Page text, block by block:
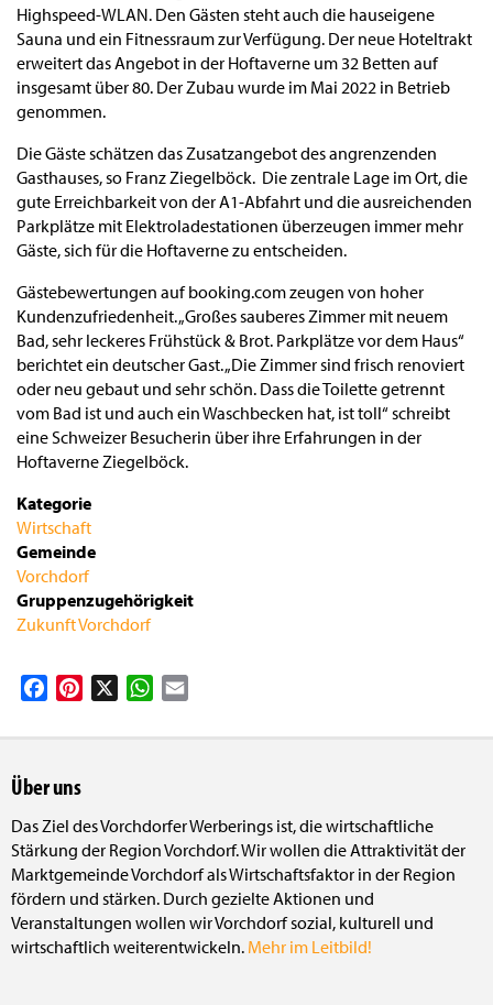
Highspeed-WLAN. Den Gästen steht auch die hauseigene
Sauna und ein Fitnessraum zur Verfügung. Der neue Hoteltrakt
erweitert das Angebot in der Hoftaverne um 32 Betten auf
insgesamt über 80. Der Zubau wurde im Mai 2022 in Betrieb
genommen.
Die Gäste schätzen das Zusatzangebot des angrenzenden
Gasthauses, so Franz Ziegelböck. Die zentrale Lage im Ort, die
gute Erreichbarkeit von der A1-Abfahrt und die ausreichenden
Parkplätze mit Elektroladestationen überzeugen immer mehr
Gäste, sich für die Hoftaverne zu entscheiden.
Gästebewertungen auf booking.com zeugen von hoher
Kundenzufriedenheit. „Großes sauberes Zimmer mit neuem
Bad, sehr leckeres Frühstück & Brot. Parkplätze vor dem Haus“
berichtet ein deutscher Gast. „Die Zimmer sind frisch renoviert
oder neu gebaut und sehr schön. Dass die Toilette getrennt
vom Bad ist und auch ein Waschbecken hat, ist toll“ schreibt
eine Schweizer Besucherin über ihre Erfahrungen in der
Hoftaverne Ziegelböck.
Kategorie
Wirtschaft
Gemeinde
Vorchdorf
Gruppenzugehörigkeit
Zukunft Vorchdorf
FacebookPinterest WhatsApp
Über uns
Das Ziel des Vorchdorfer Werberings ist, die wirtschaftliche
Stärkung der Region Vorchdorf. Wir wollen die Attraktivität der
Marktgemeinde Vorchdorf als Wirtschaftsfaktor in der Region
fördern und stärken. Durch gezielte Aktionen und
Veranstaltungen wollen wir Vorchdorf sozial, kulturell und
wirtschaftlich weiterentwickeln. Mehr im Leitbild!